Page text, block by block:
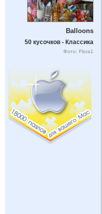
Balloons
50 кусочков - Классика
Фото: Flora1